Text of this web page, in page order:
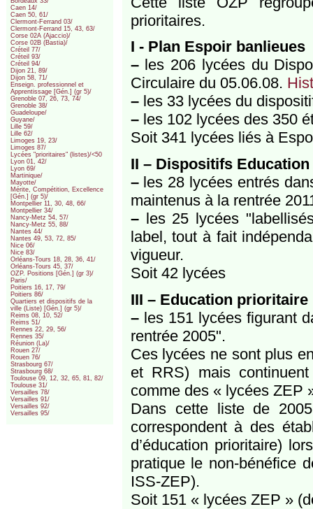
Caen 14/
Caen 50, 61/
Clermont-Ferrand 03/
Clermont-Ferrand 15, 43, 63/
Corse 02A (Ajaccio)/
Corse 02B (Bastia)/
Créteil 77/
Créteil 93/
Créteil 94/
Dijon 21, 89/
Dijon 58, 71/
Enseign. professionnel et
Apprentissage [Gén.] (gr 5)/
Grenoble 07, 26, 73, 74/
Grenoble 38/
Guadeloupe/
Guyane/
Lille 59/
Lille 62/
Limoges 19, 23/
Limoges 87/
Lycées "prioritaires" (listes)/<50
Lyon 01, 42/
Lyon 69/
Martinique/
Mayotte/
Mérite, Compétition, Excellence
[Gén.] (gr 5)/
Montpellier 11, 30, 48, 66/
Montpellier 34/
Nancy-Metz 54, 57/
Nancy-Metz 55, 88/
Nantes 44/
Nantes 49, 53, 72, 85/
Nice 06/
Nice 83/
Orléans-Tours 18, 28, 36, 41/
Orléans-Tours 45, 37/
OZP. Positions [Gén.] (gr 3)/
Paris/
Poitiers 16, 17, 79/
Poitiers 86/
Quartiers et dispositifs de la
ville (Liste) [Gén.] (gr 5)/
Reims 08, 10, 52/
Reims 51/
Rennes 22, 29, 56/
Rennes 35/
Réunion (La)/
Rouen 27/
Rouen 76/
Strasbourg 67/
Strasbourg 68/
Toulouse 09, 12, 32, 65, 81, 82/
Toulouse 31/
Versailles 78/
Versailles 91/
Versailles 92/
Versailles 95/
prioritaires.
I - Plan Espoir banlieues
–les 206 lycées du
Circulaire du 05.06.08.
–les 33 lycées du
–les 102 lycées des 350
Soit 341 lycées liés à
II – Dispositifs
–les 28 lycées entrés
maintenus à la rentrée
–les 25 lycées
label, tout à fait
vigueur.
Soit 42 lycées
III – Education prioritaire
–les 151 lycées figurant
rentrée 2005".
Ces lycées ne sont plus
et RRS) mais
comme des « lycées ZEP
Dans cette liste de
correspondent à des
d’éducation prioritaire)
pratique le non-bénéfice
ISS-ZEP).
Soit 151 « lycées ZEP »